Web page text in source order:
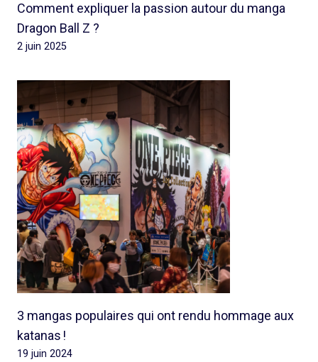
Comment expliquer la passion autour du manga
Dragon Ball Z ?
2 juin 2025
3 mangas populaires qui ont rendu hommage aux
katanas !
19 juin 2024